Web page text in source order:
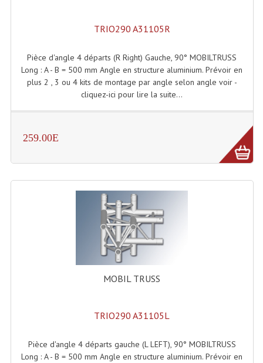
Structures, Pieds, Ponts...
Angle AG20 Structure Contest
Angle AG29 Structure Contest
Angles Structure ASD SX290
Angles Structure ASD SZ 290
Angles Structure Duo290
Angles Structure QUATRO290
Angles Structure SC150
Angles Structure Triodéco
TRIO290 A31105R
Pièce d'angle 4 départs (R Right) Gauche, 90° MOBILTRUSS
Long : A - B = 500 mm Angle en structure aluminium. Prévoir en
plus 2 , 3 ou 4 kits de montage par angle selon angle voir -
cliquez-ici pour lire la suite...
259.00E
MOBIL TRUSS
TRIO290 A31105L
Pièce d'angle 4 départs gauche (L LEFT), 90° MOBILTRUSS
Long : A - B = 500 mm Angle en structure aluminium. Prévoir en